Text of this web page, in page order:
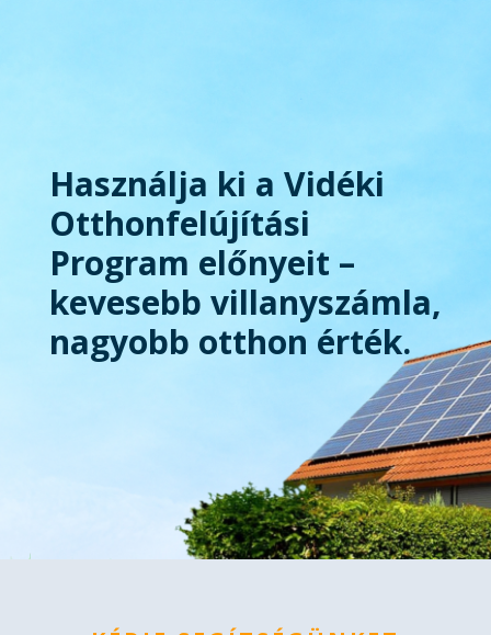
Használja ki a Vidéki
Otthonfelújítási
Program előnyeit –
kevesebb villanyszámla,
nagyobb otthon érték.